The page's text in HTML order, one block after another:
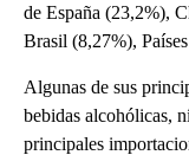
de España (23,2%),
Brasil (8,27%),
Algunas de sus
bebidas alcohólicas,
principales